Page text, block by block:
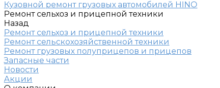
Кузовной ремонт грузовых автомобилей HINO
Ремонт сельхоз и прицепной техники
Назад
Ремонт сельхоз и прицепной техники
Ремонт сельскохозяйственной техники
Ремонт грузовых полуприцепов и прицепов
Запасные части
Новости
Акции